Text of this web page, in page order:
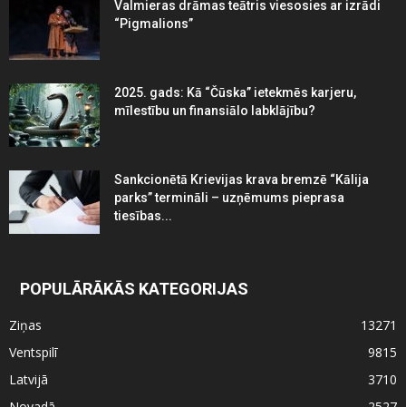
Valmieras drāmas teātris viesosies ar izrādi
“Pigmalions”
2025. gads: Kā “Čūska” ietekmēs karjeru,
mīlestību un finansiālo labklājību?
Sankcionētā Krievijas krava bremzē “Kālija
parks” termināli – uzņēmums pieprasa
tiesības...
POPULĀRĀKĀS KATEGORIJAS
Ziņas
13271
Ventspilī
9815
Latvijā
3710